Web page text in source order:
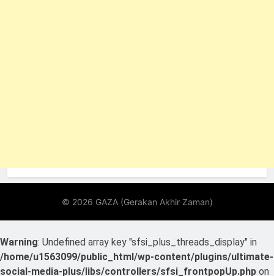
Warning: Undefined array key "sfsi_plus_threads_display" in
/home/u1563099/public_html/wp-content/plugins/ultimate-
social-media-plus/libs/controllers/sfsi_frontpopUp.php on